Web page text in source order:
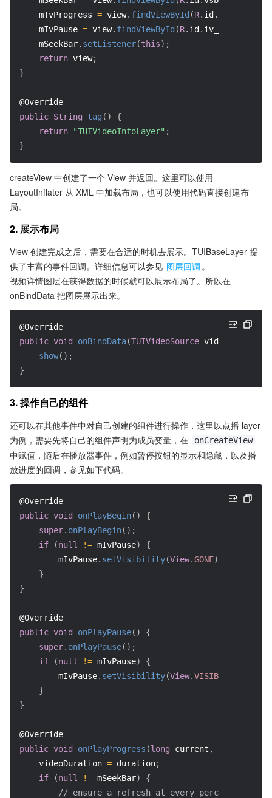
    mTvProgress
= view. findViewById (R. id.
    mIvPause
= view. findViewById (R. id. iv_tui_pause
    mSeekBar
. setListener(this) ;
return view;
}
@Override
public String tag ( )
{
return
"TUIVideoInfoLayer" ;
}
createView 中创建了一个 View 并返回。这里可以使用
LayoutInflater 从 XML 中加载布局，也可以使用代码直接创建布
局。
2. 展示布局
View 创建完成之后，需要在合适的时机去展示。TUIBaseLayer 提
供了丰富的事件回调。详细信息可以参见 图层回调 。
视频详情图层在获得数据的时候就可以展示布局了。所以在
onBindData 把图层展示出来。
@Override
public void onBindData(TUIVideoSource videoSource
show( ) ;
}
3. 操作自己的组件
还可以在其他事件中对自己创建的组件进行操作，这里以点播 layer
为例，需要先将自己的组件声明为成员变量，在
onCreateView
中赋值，随后在播放器事件，例如暂停按钮的显示和隐藏，以及播
放进度的回调，参见如下代码。
@Override
public void onPlayBegin( )
{
super. onPlayBegin( ) ;
if
(null != mIvPause)
{
        mIvPause
. setVisibility(View.GONE)
}
}
@Override
public void onPlayPause( )
{
super. onPlayPause( ) ;
if
(null != mIvPause)
{
        mIvPause
. setVisibility(View.VISIBLE
}
}
@Override
public void onPlayProgress (long current ,
    videoDuration
= duration;
if
(null != mSeekBar)
{
// ensure a refresh at every percentage